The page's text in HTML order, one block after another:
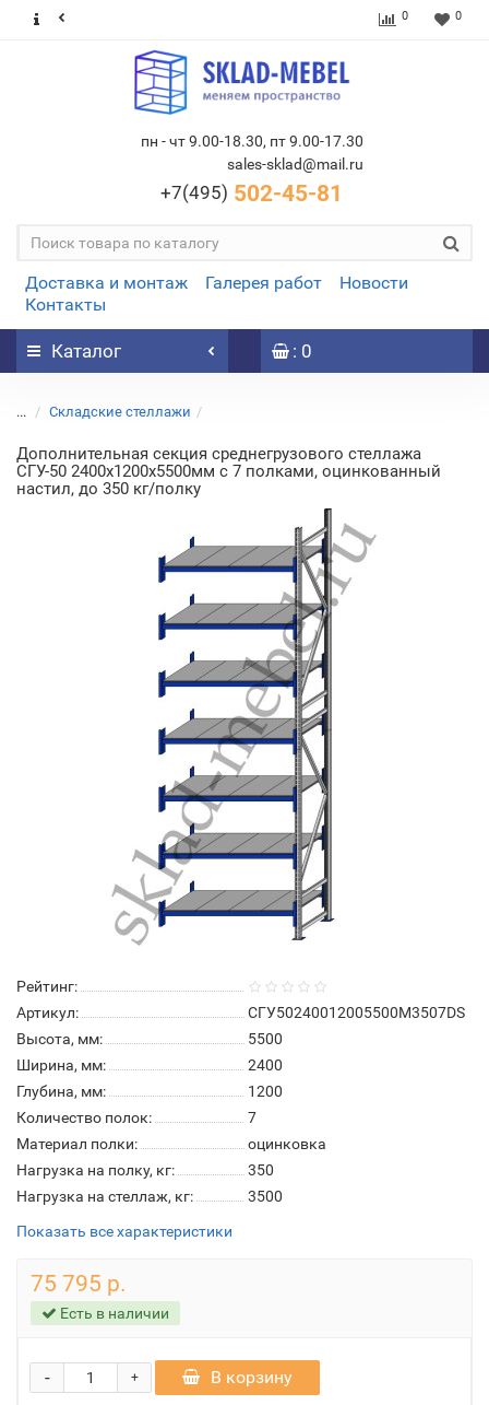
0 0
пн - чт 9.00-18.30, пт 9.00-17.30
sales-sklad@mail.ru
+7(495) 502-45-81
Доставка и монтаж Галерея работ
Новости
Контакты
Каталог : 0
... Складские стеллажи
Дополнительная секция среднегрузового стеллажа
СГУ-50 2400х1200х5500мм с 7 полками, оцинкованный
настил, до 350 кг/полку
Рейтинг:
Артикул:
СГУ50240012005500М3507DS
Высота, мм:
5500
Ширина, мм:
2400
Глубина, мм:
1200
Количество полок:
7
Материал полки:
оцинковка
Нагрузка на полку, кг:
350
Нагрузка на стеллаж, кг:
3500
Показать все характеристики
75 795 р.
Есть в наличии
+
- В корзину